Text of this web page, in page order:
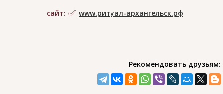
сайт: www.ритуал-архангельск.рф
Рекомендовать друзьям: